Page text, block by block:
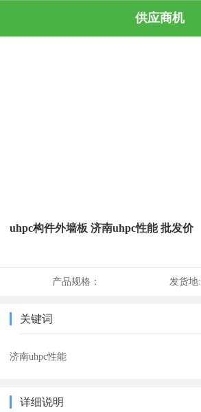
供应商机
uhpc构件外墙板 济南uhpc性能 批发价
产品规格： 发货地:
关键词
济南uhpc性能
详细说明